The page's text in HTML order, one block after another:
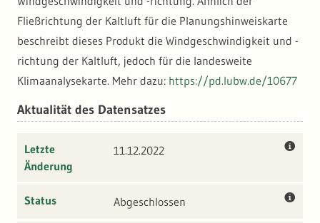
Fließrichtung der Kaltluft für die Planungshinweiskarte
beschreibt dieses Produkt die Windgeschwindigkeit und -
richtung der Kaltluft, jedoch für die landesweite
Klimaanalysekarte. Mehr dazu: https://pd.lubw.de/10677
Aktualität des Datensatzes
Letzte
Änderung
11.12.2022
Status Abgeschlossen